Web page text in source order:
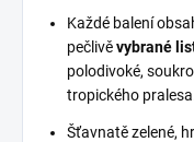
Každé balení
pečlivěvybrané
polodivoké,
tropického
Šťavnatě zelené,